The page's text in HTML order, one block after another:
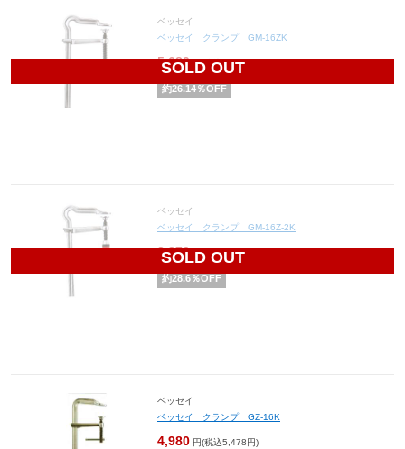
SOLD OUT
ベッセイ
ベッセイ クランプ GM-16ZK
5,680 円(税込6,248円)
約26.14％OFF
SOLD OUT
ベッセイ
ベッセイ クランプ GM-16Z-2K
3,870 円(税込4,257円)
約28.6％OFF
ベッセイ
ベッセイ クランプ GZ-16K
4,980 円(税込5,478円)